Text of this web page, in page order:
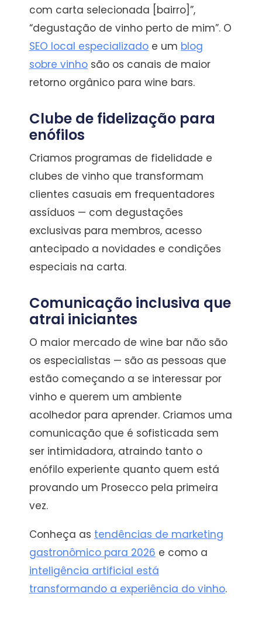
com carta selecionada [bairro]”,
“degustação de vinho perto de mim”. O
SEO local especializado e um blog
sobre vinho são os canais de maior
retorno orgânico para wine bars.
Clube de fidelização para
enófilos
Criamos programas de fidelidade e
clubes de vinho que transformam
clientes casuais em frequentadores
assíduos — com degustações
exclusivas para membros, acesso
antecipado a novidades e condições
especiais na carta.
Comunicação inclusiva que
atrai iniciantes
O maior mercado de wine bar não são
os especialistas — são as pessoas que
estão começando a se interessar por
vinho e querem um ambiente
acolhedor para aprender. Criamos uma
comunicação que é sofisticada sem
ser intimidadora, atraindo tanto o
enófilo experiente quanto quem está
provando um Prosecco pela primeira
vez.
Conheça as tendências de marketing
gastronômico para 2026 e como a
inteligência artificial está
transformando a experiência do vinho.